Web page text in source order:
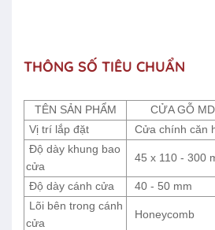
THÔNG SỐ TIÊU CHUẨN
TÊN SẢN PHẨM
CỬA GỖ
Vị trí lắp đặt
Cửa chính căn
Độ dày khung bao
cửa
45 x 110 - 300
Độ dày cánh cửa
40 - 50 mm
Lõi bên trong cánh
cửa
Honeycomb